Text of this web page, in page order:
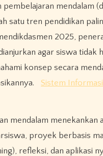
pembelajaran mendalam
satu tren pendidikan
2025,
agar siswa tidak
konsep secara
Sistem
mendalam menekankan
proyek berbasis
refleksi, dan aplikasi